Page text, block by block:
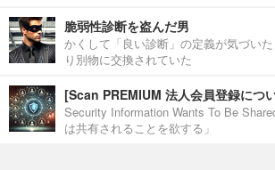
脆弱性診断を盗んだ男
かくして「良い診断」の定義が気づい
り別物に交換されていた
[Scan PREMIUM 法人会員登録につ
Security Information Wants To Be
は共有されることを欲する」